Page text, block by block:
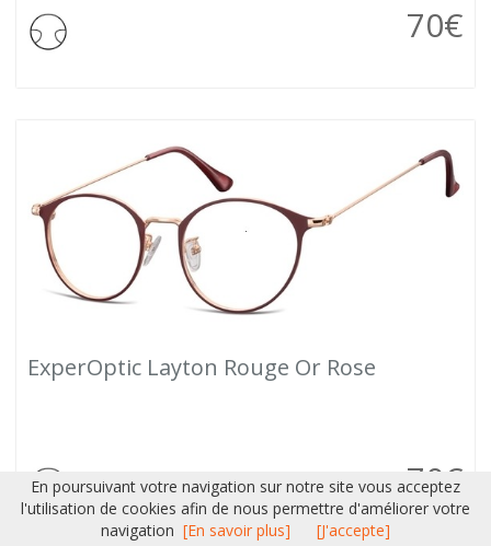
€
70
ExperOptic Layton Rouge Or Rose
€
70
En poursuivant votre navigation sur notre site vous acceptez
l'utilisation de cookies afin de nous permettre d'améliorer votre
navigation [En savoir plus] [J'accepte]